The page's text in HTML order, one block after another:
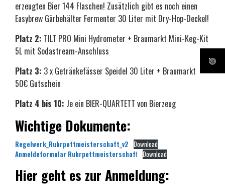
erzeugten Bier 144 Flaschen! Zusätzlich gibt es noch einen
Easybrew Gärbehälter Fermenter 30 Liter mit Dry-Hop-Deckel!
Platz 2: TILT PRO Mini Hydrometer + Braumarkt Mini-Keg-Kit
5L mit Sodastream-Anschluss
Platz 3: 3 x Getränkefässer Speidel 30 Liter + Braumarkt
50€ Gutschein
Platz 4 bis 10: Je ein BIER-QUARTETT von Bierzeug
Wichtige Dokumente:
Regelwerk_Ruhrpottmeisterschaft_v2 Download
Anmeldeformular Ruhrpottmeisterschaft Download
Hier geht es zur Anmeldung: